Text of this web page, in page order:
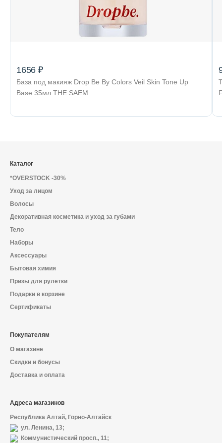
1656 ₽
База под макияж Drop Be By Colors Veil Skin Tone Up
Base 35мл THE SAEM
Каталог
*OVERSTOCK -30%
Уход за лицом
Волосы
Декоративная косметика и уход за губами
Тело
Наборы
Аксессуары
Бытовая химия
Призы для рулетки
Подарки в корзине
Сертификаты
Покупателям
О магазине
Скидки и бонусы
Доставка и оплата
Адреса магазинов
Республика Алтай, Горно-Алтайск
ул. Ленина, 13;
Коммунистический просп., 11;